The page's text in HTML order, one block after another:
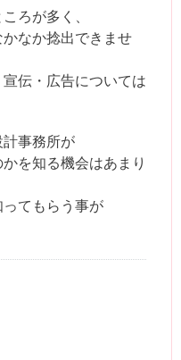
ろが多く、
なか捻出できませ
伝・広告については
事務所が
を知る機会はあまり
てもらう事が